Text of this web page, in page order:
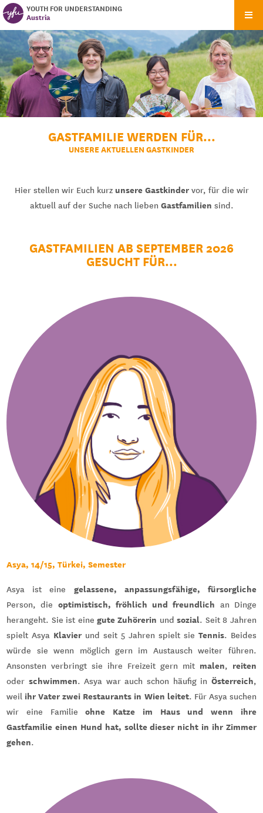
YOUTH FOR UNDERSTANDING
Austria
GASTFAMILIE WERDEN FÜR...
UNSERE AKTUELLEN GASTKINDER
Hier stellen wir Euch kurz unsere Gastkindervor, für die wir
aktuell auf der Suche nach lieben Gastfamilien sind.
GASTFAMILIEN AB SEPTEMBER 2026
GESUCHT FÜR...
Asya, 14/15, Türkei, Semester
Asya ist eine gelassene, anpassungsfähige, fürsorgliche
Person, die optimistisch, fröhlich und freundlich an Dinge
herangeht. Sie ist einegute Zuhörerin undsozial. Seit 8 Jahren
spielt Asya Klavier und seit 5 Jahren spielt sie Tennis. Beides
würde sie wenn möglich gern im Austausch weiter führen.
Ansonsten verbringt sie ihre Freizeit gern mit malen, reiten
oder schwimmen. Asya war auch schon häufig in Österreich,
weil ihr Vater zwei Restaurants in Wien leitet. Für Asya suchen
wir eine Familieohne Katze im Haus und wenn ihre
Gastfamilie einen Hund hat, sollte dieser nicht in ihr Zimmer
gehen.